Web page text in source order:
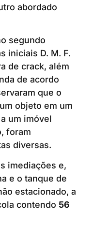
abordado
segundo
iniciais D. M. F.
de crack, além
de acordo
que o
objeto em um
um imóvel
foram
diversas.
imediações e,
e o tanque de
estacionado, a
contendo 56